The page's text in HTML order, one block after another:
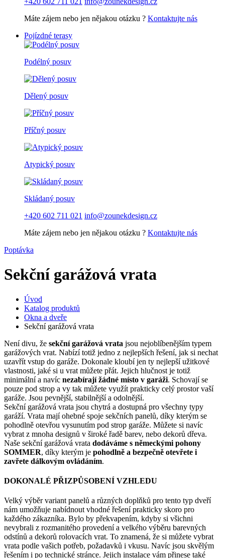
Máte zájem nebo jen nějakou otázku ? Kontaktujte nás
Pojízdné terasy
Podélný posuv
Dělený posuv
Příčný posuv
Atypický posuv
Skládaný posuv
+420 602 711 021 info@zounekdesign.cz
Máte zájem nebo jen nějakou otázku ? Kontaktujte nás
Poptávka
Sekční garážová vrata
Úvod
Katalog produktů
Okna a dveře
Sekční garážová vrata
Není divu, že sekční garážová vrata jsou nejoblíbenějším typem
garážových vrat. Nabízí totiž jedno z nejlepších řešení, jak si nechat
uzavřít vstup do garáže. Dokonale kloubí jen ty nejlepší užitkové
vlastnosti, jaké si u vrat můžete přát. Jejich hlučnost je totiž
minimální a navíc nezabírají žádné místo v garáži. Schovají se
pouze pod strop a vy tak můžete využít prakticky celý prostor vaší
garáže. Jsou pevnější, stabilnější a odolnější.
Sekční garážová vrata jsou chytrá a dostupná pro všechny typy
garáží. Vrata mají ohebné spoje sekčních panelů, díky kterým se
pohodlně otevřou vysunutím pod strop garáže. Můžete si navíc
vybrat z mnoha designů v široké řadě barev, nebo dekorů dřeva.
Naše sekční garážová vrata dodáváme s německými pohony
SOMMER, díky kterým je pohodlně a bezpečně otevřete i
zavřete dálkovým ovládáním.
DOKONALÉ PŘIZPŮSOBENÍ VZHLEDU
Velký výběr variant panelů a různých doplňků pro tento typ dveří
nám umožňuje nabídnout vhodné řešení prakticky skoro pro
každého zákazníka. Bylo by překvapením, kdyby si všichni
nevybrali z rozmanitého provedení a velkého výběru barevných
odstínů a dekorů rolovacích vrat. To znamená, že si můžete vybrat
vrata podle vašich potřeb, požadavků i vkusu. Navíc jsou skvělým
řešením i po technické stránce. Jejich instalace vám přinese také